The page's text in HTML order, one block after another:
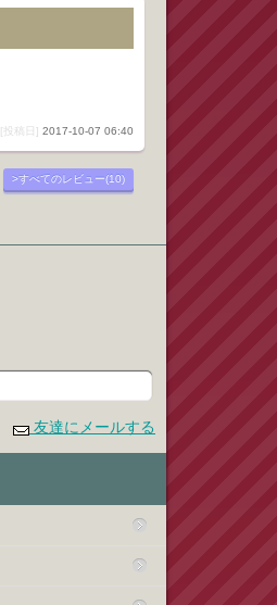
[投稿日] 2017-10-07 06:40
>すべてのレビュー(10)
友達にメールする